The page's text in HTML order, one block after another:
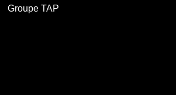
Groupe TAP